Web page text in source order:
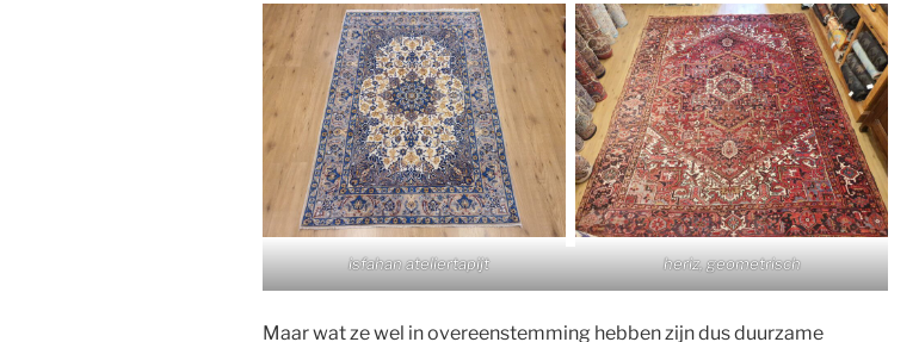
isfahan ateliertapijt heriz, geometrisch
Maar wat ze wel in overeenstemming hebben zijn dus duurzame